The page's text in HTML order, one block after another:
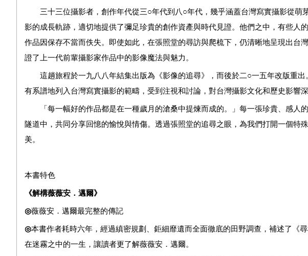
三十三位攝影者，創作年代從三○年代到八○年代，幾乎涵蓋台灣寫實攝影從萌
影的成長軌跡，適切地提供了彌足珍貴的創作資產與時代見證。他們之中，有些人
作品因保存不當而佚失。即使如此，在張照堂的尋訪與爬梳下，仍清晰地呈現出台
證了上一代前輩攝影家作品中的影像魔法與魅力。
這趟旅程於一九八八年結集出版為《影像的追尋》，而後於二○一五年改版重出
有系譜地列入台灣寫實攝影的範疇，受到注視和討論，對台灣攝影文化和歷史影響深
「每一幅好的作品都是在一種歲月的滄桑中提煉而成的。」每一張珍貴、感人
隧道中，共同分享回憶的愉悅與情傷。透過張照堂的追尋之眼，為我們打開一個特
美。
本書特色
《解構薇薇安．邁爾》
◎薇薇安．邁爾最完整的傳記
◎本書作者耗時六年，經過縝密規劃、 鉅細靡遺而全面徹底的田野調查，補述了《
在迷霧之中的一生 ，讓讀者更了解薇薇安．邁爾。